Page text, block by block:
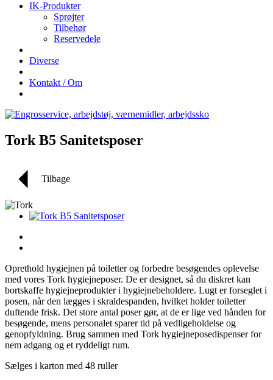
IK-Produkter
Sprøjter
Tilbehør
Reservedele
Diverse
Kontakt / Om
Tork B5 Sanitetsposer
Tilbage
Oprethold hygiejnen på toiletter og forbedre besøgendes oplevelse
med vores Tork hygiejneposer. De er designet, så du diskret kan
bortskaffe hygiejneprodukter i hygiejnebeholdere. Lugt er forseglet i
posen, når den lægges i skraldespanden, hvilket holder toiletter
duftende frisk. Det store antal poser gør, at de er lige ved hånden for
besøgende, mens personalet sparer tid på vedligeholdelse og
genopfyldning. Brug sammen med Tork hygiejneposedispenser for
nem adgang og et ryddeligt rum.
Sælges i karton med 48 ruller